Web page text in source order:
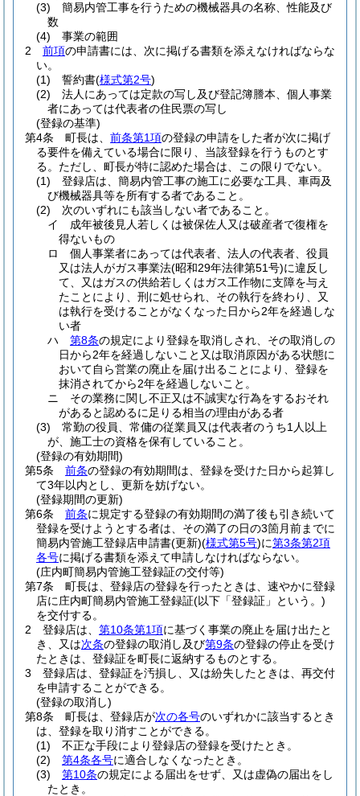
(3)
簡易内管工事を行うための機械器具の名称、性能及び
数
(4)
事業の範囲
2
前項の申請書には、次に掲げる書類を添えなければならな
い。
(1)
誓約書(様式第2号)
(2)
法人にあっては定款の写し及び登記簿謄本、個人事業
者にあっては代表者の住民票の写し
(登録の基準)
第4条
町長は、 前条第1項の登録の申請をした者が次に掲げ
る要件を備えている場合に限り、当該登録を行うものとす
る。 ただし、町長が特に認めた場合は、この限りでない。
(1)
登録店は、簡易内管工事の施工に必要な工具、車両及
び機械器具等を所有する者であること。
(2)
次のいずれにも該当しない者であること。
イ
成年被後見人若しくは被保佐人又は破産者で復権を
得ないもの
ロ
個人事業者にあっては代表者、法人の代表者、役員
又は法人がガス事業法(昭和29年法律第51号)に違反し
て、又はガスの供給若しくはガス工作物に支障を与え
たことにより、刑に処せられ、その執行を終わり、又
は執行を受けることがなくなった日から2年を経過しな
い者
ハ
第8条の規定により登録を取消しされ、その取消しの
日から2年を経過しないこと又は取消原因がある状態に
おいて自ら営業の廃止を届け出ることにより、登録を
抹消されてから2年を経過しないこと。
ニ
その業務に関し不正又は不誠実な行為をするおそれ
があると認めるに足りる相当の理由がある者
(3)
常勤の役員、常傭の従業員又は代表者のうち1人以上
が、施工士の資格を保有していること。
(登録の有効期間)
第5条
前条の登録の有効期間は、登録を受けた日から起算し
て3年以内とし、更新を妨げない。
(登録期間の更新)
第6条
前条に規定する登録の有効期間の満了後も引き続いて
登録を受けようとする者は、その満了の日の3箇月前までに
簡易内管施工登録店申請書(更新)(様式第5号)に第3条第2項
各号に掲げる書類を添えて申請しなければならない。
(庄内町簡易内管施工登録証の交付等)
第7条
町長は、登録店の登録を行ったときは、速やかに登録
店に庄内町簡易内管施工登録証(以下「登録証」という。)
を交付する。
2
登録店は、 第10条第1項に基づく事業の廃止を届け出たと
き、又は次条の登録の取消し及び第9条の登録の停止を受け
たときは、登録証を町長に返納するものとする。
3
登録店は、登録証を汚損し、又は紛失したときは、再交付
を申請することができる。
(登録の取消し)
第8条
町長は、登録店が次の各号のいずれかに該当するとき
は、登録を取り消すことができる。
(1)
不正な手段により登録店の登録を受けたとき。
(2)
第4条各号に適合しなくなったとき。
(3)
第10条の規定による届出をせず、又は虚偽の届出をし
たとき。